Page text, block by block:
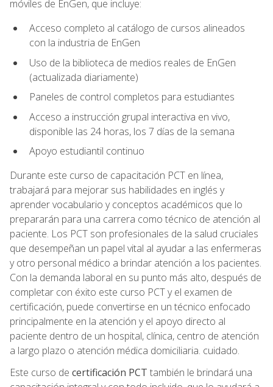
móviles de EnGen, que incluye:
Acceso completo al catálogo de cursos alineados
con la industria de EnGen
Uso de la biblioteca de medios reales de EnGen
(actualizada diariamente)
Paneles de control completos para estudiantes
Acceso a instrucción grupal interactiva en vivo,
disponible las 24 horas, los 7 días de la semana
Apoyo estudiantil continuo
Durante este curso de capacitación PCT en línea,
trabajará para mejorar sus habilidades en inglés y
aprender vocabulario y conceptos académicos que lo
prepararán para una carrera como técnico de atención al
paciente. Los PCT son profesionales de la salud cruciales
que desempeñan un papel vital al ayudar a las enfermeras
y otro personal médico a brindar atención a los pacientes.
Con la demanda laboral en su punto más alto, después de
completar con éxito este curso PCT y el examen de
certificación, puede convertirse en un técnico enfocado
principalmente en la atención y el apoyo directo al
paciente dentro de un hospital, clínica, centro de atención
a largo plazo o atención médica domiciliaria. cuidado.
Este curso de certificación PCT también le brindará una